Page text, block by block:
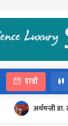
पात्रो
अर्थमन्त्री डा.